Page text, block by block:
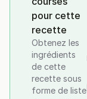
pour cette
recette
Obtenez les
ingrédients
de cette
recette sous
forme de liste